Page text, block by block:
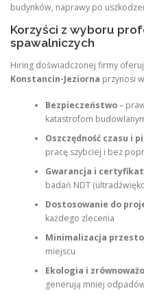
budynków, naprawy po
Korzyści z wyboru
spawalniczych
Hiring doświadczonej firmy
Konstancin-Jeziorna przynosi
Bezpieczeństwo–
katastrofom
Oszczędność czasu i
pracę szybciej i bez
Gwarancja i
badań NDT
Dostosowanie do
każdego zlecenia
Minimalizacja
miejscu
Ekologia i
generują mniej